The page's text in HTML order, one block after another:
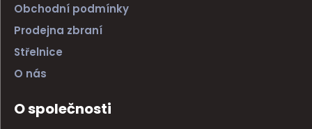
Obchodní podmínky
Prodejna zbraní
Střelnice
O nás
O společnosti